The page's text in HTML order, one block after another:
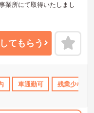
日勤のみ 資格取得
業所にて取得いたしまし
、先輩スタッフがしっか
環境なので安心です。
、さらに詳細をお話しい
てもらう
車通勤可 残業少なめ